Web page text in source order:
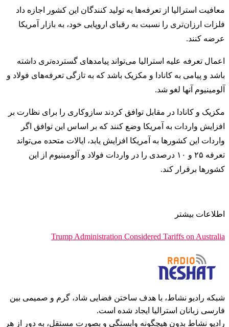
معافیت استرالیا از تعرفه‌ها به تولید کنندگان این کشور اجازه داد
فلزات ارزان‌تری را نسبت به رقبای اروپایی خود، به بازار آمریکا
عرضه کنند.
اعمال تعرفه علیه استرالیا می‌تواند پیامدهای گسترده‌تری داشته
باشد و پیامی به کانادا و مکزیک باشد که به تازگی تعرفه‌های فولاد و
آلومینیوم آنها لغو شد.
مکزیک و کانادا در مقابل توافق کردند سازوکاری را برای نظارت بر
افزایش واردات به آمریکا وضع کنند که بر اساس این توافق اگر
واردات این کشورها به آمریکا افزایش یابد، ایالات متحده می‌تواند
تعرفه ۲۵ و ۱۰ درصدی را در واردات فولاد و آلومینیوم از این
کشورها برقرار کند.
اطلاعات بیشتر
Trump Administration Considered Tariffs on Australia
شبکه رادیو نشاط، با هدف ساختن فضایی شاد، گرم و صمیمی بین
فارسی زبانان استرالیا ایجاد شده است.
رادیو نشاط بدون هیچگونه وابستگی و بصورت مستقل، به دور از هر